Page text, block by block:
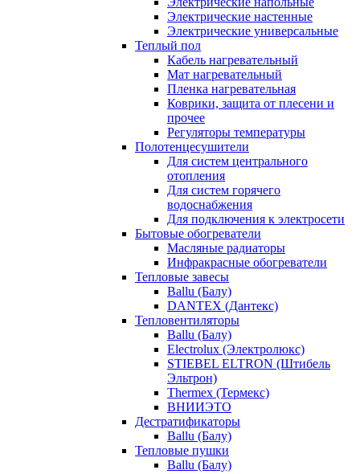
Электрические настенные
Электрические универсальные
Теплый пол
Кабель нагревательный
Мат нагревательный
Пленка нагревательная
Коврики, защита от плесени и
прочее
Регуляторы температуры
Полотенцесушители
Для систем центрального
отопления
Для систем горячего
водоснабжения
Для подключения к электросети
Бытовые обогреватели
Масляные радиаторы
Инфракрасные обогреватели
Тепловые завесы
Ballu (Балу)
DANTEX (Дантекс)
Тепловентиляторы
Ballu (Балу)
Electrolux (Электролюкс)
STIEBEL ELTRON (Штибель
Эльтрон)
Thermex (Термекс)
ВНИИЭТО
Дестратификаторы
Ballu (Балу)
Тепловые пушки
Ballu (Балу)